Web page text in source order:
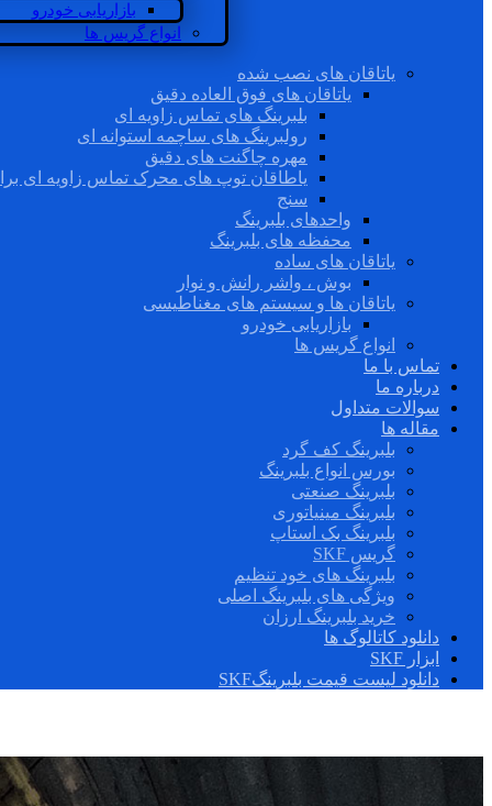
بازاریابی خودرو
انواع گریس ها
یاتاقان های نصب شده
یاتاقان های فوق العاده دقیق
بلبرینگ های تماس زاویه ای
رولبرینگ های ساچمه استوانه ای
مهره چاگنت های دقیق
یاطاقان توپ های محرک تماس زاویه ای
سنج
واحدهای بلبرینگ
محفظه های بلبرینگ
یاتاقان های ساده
بوش ، واشر رانش و نوار
یاتاقان ها و سیستم های مغناطیسی
بازاریابی خودرو
انواع گریس ها
تماس با ما
درباره ما
سوالات متداول
مقاله ها
بلبرینگ کف گرد
بورس انواع بلبرینگ
بلبرینگ صنعتی
بلبرینگ مینیاتوری
بلبرینگ بک استاپ
گریس SKF
بلبرینگ های خود تنظیم
ویژگی های بلبرینگ اصلی
خرید بلبرینگ ارزان
دانلود کاتالوگ ها
ابزار SKF
دانلود لیست قیمت بلبرینگSKF